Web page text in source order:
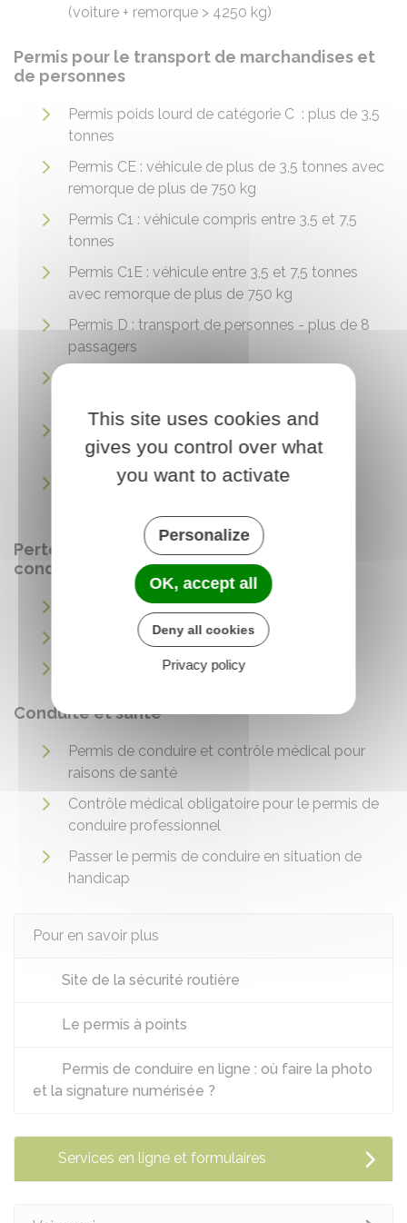
(voiture + remorque > 4250 kg)
Permis pour le transport de marchandises et
de personnes
Permis poids lourd de catégorie C : plus de 3,5
tonnes
Permis CE : véhicule de plus de 3,5 tonnes avec
remorque de plus de 750 kg
Permis C1 : véhicule compris entre 3,5 et 7,5
tonnes
Permis C1E : véhicule entre 3,5 et 7,5 tonnes
avec remorque de plus de 750 kg
Permis D : transport de personnes - plus de 8
passagers
Permis D1 : transport de 16 passagers et
longueur de 8 mètres
Permis D1E : transport de personnes - 16
Perte, vol ou détérioration du permis de
conduire
Vol du permis de conduire
Perte du permis de conduire français
Détérioration du permis de conduire
Conduite et santé
Permis de conduire et contrôle médical pour
raisons de santé
Contrôle médical obligatoire pour le permis de
conduire professionnel
Passer le permis de conduire en situation de
handicap
Pour en savoir plus
Site de la sécurité routière
Le permis à points
Permis de conduire en ligne : où faire la photo
et la signature numérisée ?
Services en ligne et formulaires
This site uses cookies and
gives you control over what
you want to activate
Personalize
OK, accept all
Deny all cookies
Privacy policy